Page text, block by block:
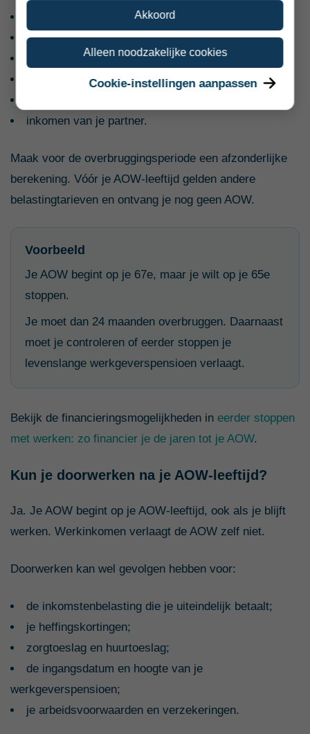
een eerder ingaand werkgeverspensioen;
inkomen uit deeltijdwerk;
opgespaard verlof;
een RVU via je werkgever;
inkomen van je partner.
Maak voor de overbruggingsperiode een afzonderlijke
berekening. Vóór je AOW-leeftijd gelden andere
belastingtarieven en ontvang je nog geen AOW.
Voorbeeld
Je AOW begint op je 67e, maar je wilt op je 65e
stoppen.
Je moet dan 24 maanden overbruggen. Daarnaast
moet je controleren of eerder stoppen je
levenslange werkgeverspensioen verlaagt.
Bekijk de financieringsmogelijkheden in eerder stoppen
met werken: zo financier je de jaren tot je AOW.
Kun je doorwerken na je AOW-leeftijd?
Ja. Je AOW begint op je AOW-leeftijd, ook als je blijft
werken. Werkinkomen verlaagt de AOW zelf niet.
Doorwerken kan wel gevolgen hebben voor:
de inkomstenbelasting die je uiteindelijk betaalt;
je heffingskortingen;
zorgtoeslag en huurtoeslag;
de ingangsdatum en hoogte van je
werkgeverspensioen;
je arbeidsvoorwaarden en verzekeringen.
Akkoord
Alleen noodzakelijke cookies
Cookie-instellingen aanpassen